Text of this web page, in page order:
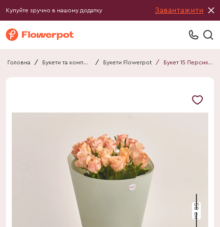
Купуйте зручно в нашому додатку Завантажити
Головна / Букети та композиції / Букети Flowerpot / Букет 15 Персикових Троянд F531
50 см